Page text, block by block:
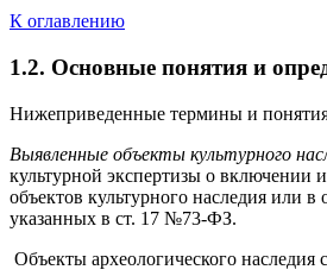
К оглавлению
1.2. Основные понятия и
Нижеприведенные термины и
Выявленные объекты культурного
культурной экспертизы о включении
объектов культурного наследия или
указанных в ст. 17 №73-ФЗ.
Объекты археологического